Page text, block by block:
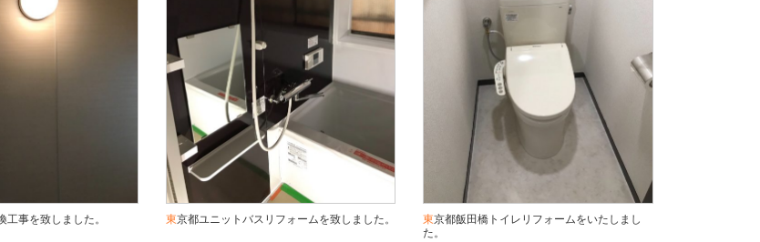
工事を致しました。 東京都ユニットバスリフォームを致しました。
東京都飯田橋トイレリフォームをいたしまし
た。